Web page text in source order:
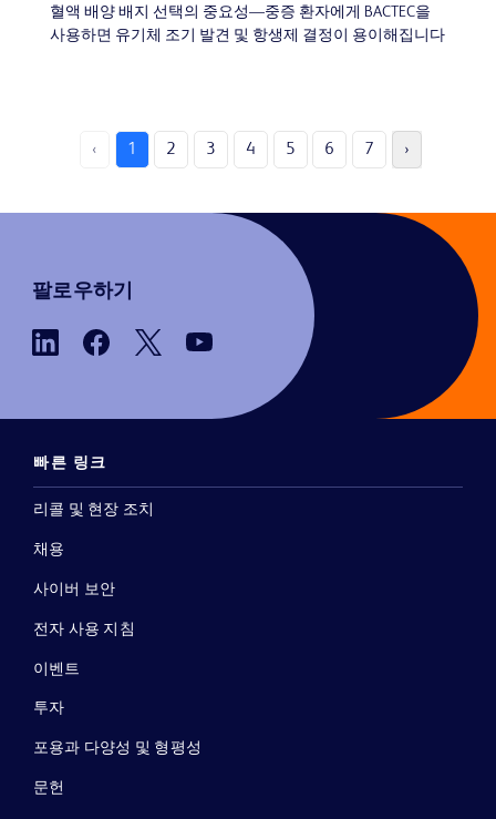
혈액 배양 배지 선택의 중요성—중증 환자에게 BACTEC을
사용하면 유기체 조기 발견 및 항생제 결정이 용이해집니다
‹ 1 2 3 4 5 6 7 ›
팔로우하기
빠른 링크
리콜 및 현장 조치
채용
사이버 보안
전자 사용 지침
이벤트
투자
포용과 다양성 및 형평성
문헌